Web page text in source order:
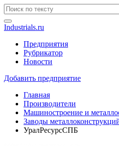
Industrials.ru
Предприятия
Рубрикатор
Новости
Добавить предприятие
Главная
Производители
Машиностроение и
Заводы
УралРесурсСПБ